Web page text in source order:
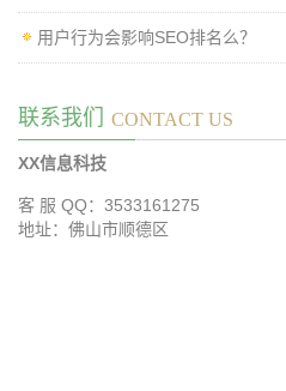
用户行为会影响SEO排名么？
联系我们 CONTACT US
XX信息科技
客 服 QQ：3533161275
地址：佛山市顺德区